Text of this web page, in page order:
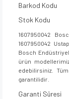
Barkod Kodu
Stok Kodu
1607950042
1607950042
Bosch
ürün
edebilirsiniz.
garantilidir.
Garanti Süresi